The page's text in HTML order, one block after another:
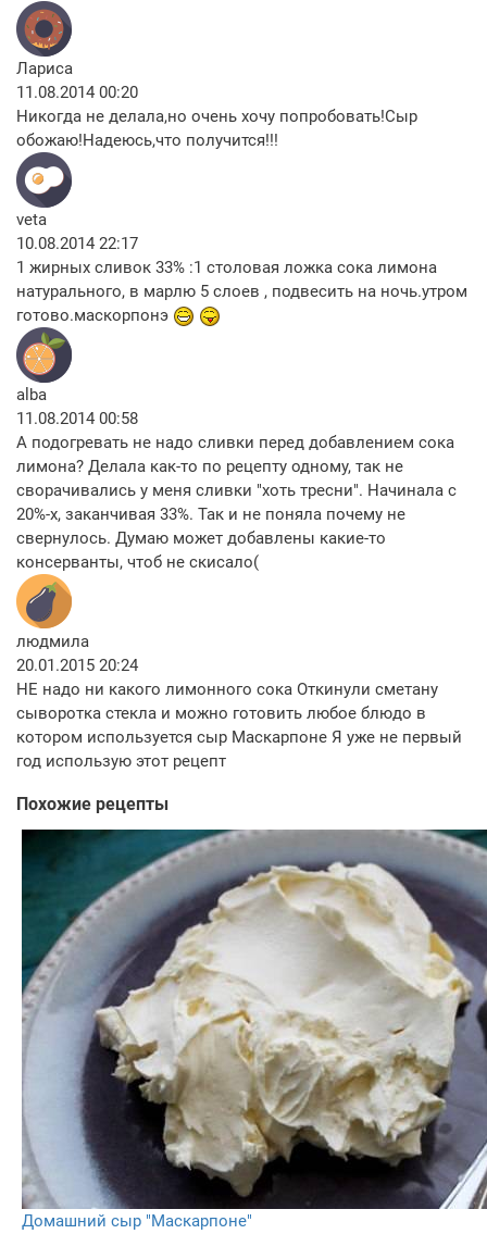
Лариса
11.08.2014 00:20
Никогда не делала,но очень хочу попробовать!Сыр
обожаю!Надеюсь,что получится!!!
veta
10.08.2014 22:17
1 жирных сливок 33% :1 столовая ложка сока лимона
натурального, в марлю 5 слоев , подвесить на ночь.утром
готово.маскорпонэ
alba
11.08.2014 00:58
А подогревать не надо сливки перед добавлением сока
лимона? Делала как-то по рецепту одному, так не
сворачивались у меня сливки "хоть тресни". Начинала с
20%-х, заканчивая 33%. Так и не поняла почему не
свернулось. Думаю может добавлены какие-то
консерванты, чтоб не скисало(
людмила
20.01.2015 20:24
НЕ надо ни какого лимонного сока Откинули сметану
сыворотка стекла и можно готовить любое блюдо в
котором используется сыр Маскарпоне Я уже не первый
год использую этот рецепт
Похожие рецепты
Домашний сыр "Маскарпоне"